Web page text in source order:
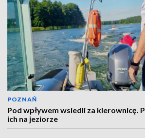
POZNAŃ
Pod wpływem wsiedli za kierownicę.
ich na jeziorze